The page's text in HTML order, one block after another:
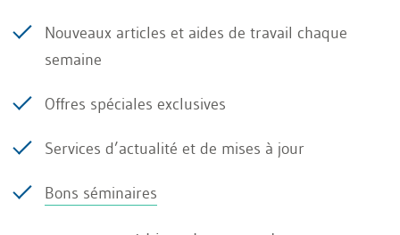
aux entreprises de plus grande taille ou
rapport de gestion aux comptes
individuels
Nouveaux articles et aides de travail chaque
semaine
Offres spéciales exclusives
Services d’actualité et de mises à jour
Bons séminaires